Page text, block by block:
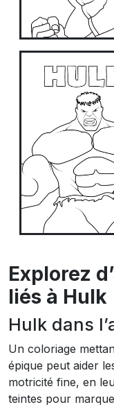
Explorez
liés à Hulk
Hulk dans
Un coloriage
épique peut aider
motricité fine, en
teintes pour